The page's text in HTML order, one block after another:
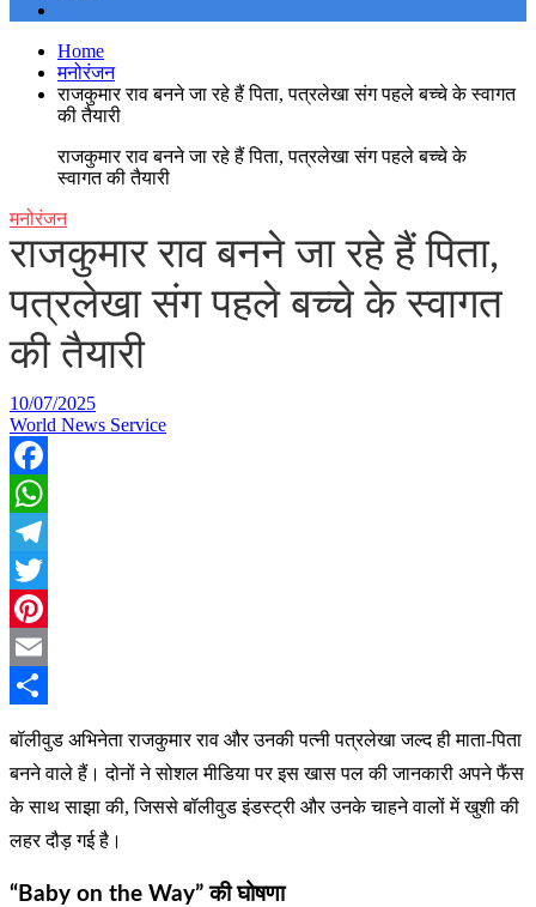
Home
मनोरंजन
राजकुमार राव बनने जा रहे हैं पिता, पत्रलेखा संग पहले बच्चे के स्वागत
की तैयारी
राजकुमार राव बनने जा रहे हैं पिता, पत्रलेखा संग पहले बच्चे के
स्वागत की तैयारी
मनोरंजन
राजकुमार राव बनने जा रहे हैं पिता,
पत्रलेखा संग पहले बच्चे के स्वागत
की तैयारी
10/07/2025
World News Service
Facebook
WhatsApp
Telegram
Twitter
Pinterest
Email
बॉलीवुड अभिनेता राजकुमार राव और उनकी पत्नी पत्रलेखा जल्द ही माता-पिता
बनने वाले हैं। दोनों ने सोशल मीडिया पर इस खास पल की जानकारी अपने फैंस
के साथ साझा की, जिससे बॉलीवुड इंडस्ट्री और उनके चाहने वालों में खुशी की
लहर दौड़ गई है।
“Baby on the Way” की घोषणा